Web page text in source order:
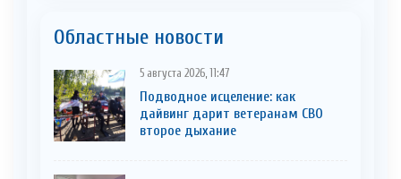
Областные новости
5 августа 2026, 11:47
Подводное исцеление: как
дайвинг дарит ветеранам СВО
второе дыхание